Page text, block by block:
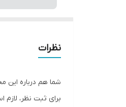
نظرات
شما هم درباره این
برای ثبت نظر، لازم